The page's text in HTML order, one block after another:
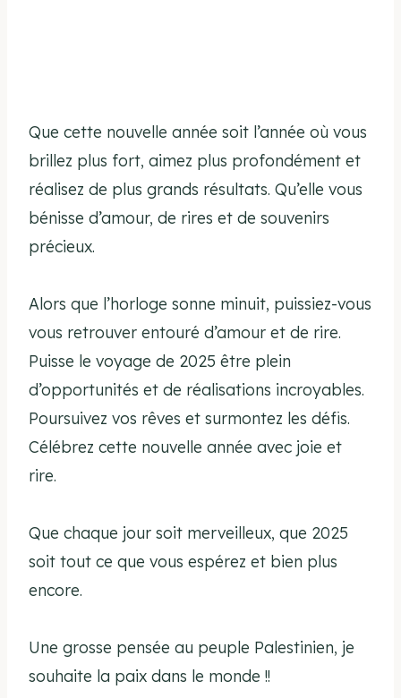
Que cette nouvelle année soit l’année où vous
brillez plus fort, aimez plus profondément et
réalisez de plus grands résultats. Qu’elle vous
bénisse d’amour, de rires et de souvenirs
précieux.
Alors que l’horloge sonne minuit, puissiez-vous
vous retrouver entouré d’amour et de rire.
Puisse le voyage de 2025 être plein
d’opportunités et de réalisations incroyables.
Poursuivez vos rêves et surmontez les défis.
Célébrez cette nouvelle année avec joie et
rire.
Que chaque jour soit merveilleux, que 2025
soit tout ce que vous espérez et bien plus
encore.
Une grosse pensée au peuple Palestinien, je
souhaite la paix dans le monde !!